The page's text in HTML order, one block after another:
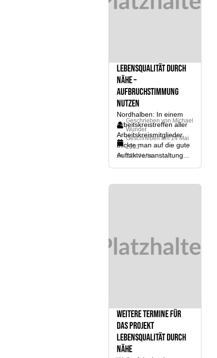
LebensQualität durch
Nähe –
Aufbruchstimmung
nutzen
Nordhalben: In einem
Arbeitskreistreffen aller
Arbeitskreismitglieder
blickte man auf die gute
Auftaktversanstaltung...
Geschrieben von Michael
Wunder
Geschrieben am 14 Mai
2003
um 22:44 Uhr
Weitere Termine für
das Projekt
LebensQualität durch
Nähe